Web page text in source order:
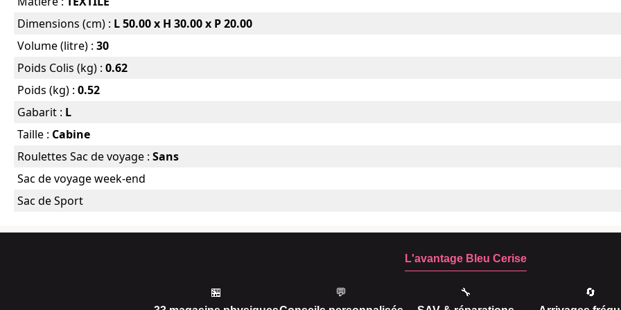
Dimensions (cm) : L 50.00 x H 30.00 x P 20.00
Volume (litre) : 30
Poids Colis (kg) : 0.62
Poids (kg) : 0.52
Gabarit : L
Taille : Cabine
Roulettes Sac de voyage : Sans
Sac de voyage week-end
Sac de Sport
L'avantage Bleu Cerise
🏪
💬
🔧
🔄